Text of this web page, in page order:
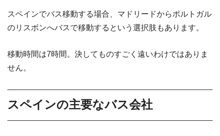
スペインでバス移動する場合、マドリードからポルトガル
のリスボンへバスで移動するという選択肢もあります。
移動時間は7時間。決してものすごく遠いわけではありま
せん。
スペインの主要なバス会社